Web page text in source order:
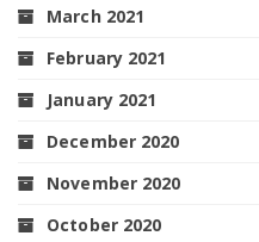
March 2021
February 2021
January 2021
December 2020
November 2020
October 2020